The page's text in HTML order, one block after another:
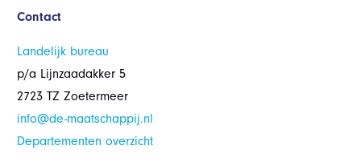
Contact
Landelijk bureau
p/a Lijnzaadakker 5
2723 TZ Zoetermeer
info@de-maatschappij.nl
Departementen overzicht